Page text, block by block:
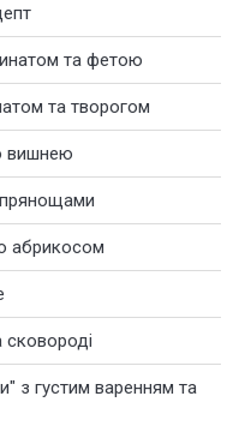
та фетою
та творогом
вишнею
абрикосом
сковороді
з густим варенням та